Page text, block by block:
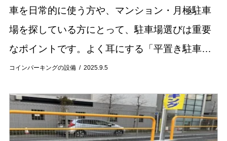
コインパーキングの設備 2025.9.5
車を日常的に使う方や、マンション・月極駐車
場を探している方にとって、駐車場選びは重要
なポイントです。よく耳にする「平置き駐車
場」とは、車を地面に直接停めるシンプルな駐
昇降装置を使...